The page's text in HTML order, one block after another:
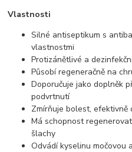
Vlastnosti
Silné antiseptikum s
vlastnostmi
Protizánětlivé a
Působí regeneračně na
Doporučuje jako doplněk
podvrtnutí
Zmírňuje bolest, efektivně
Má schopnost
šlachy
Odvádí kyselinu močovou